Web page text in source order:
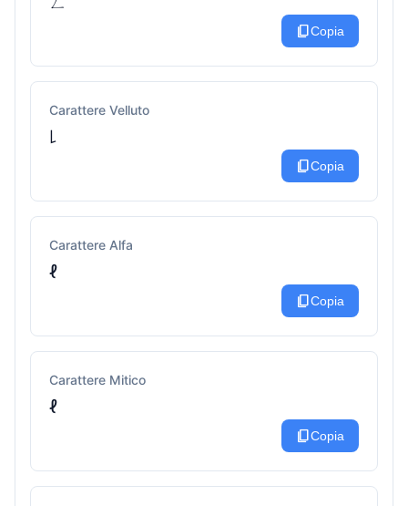
content_copyCopia
Carattere Velluto
꒒
content_copyCopia
Carattere Alfa
ℓ
content_copyCopia
Carattere Mitico
ℓ
content_copyCopia